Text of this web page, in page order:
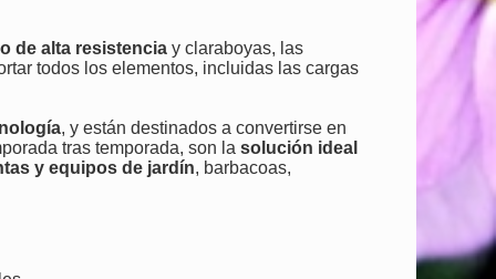
de alta resistencia y claraboyas, las
todos los elementos, incluidas las cargas
, y están destinados a convertirse en
tras temporada, son la solución ideal
y equipos de jardín, barbacoas,